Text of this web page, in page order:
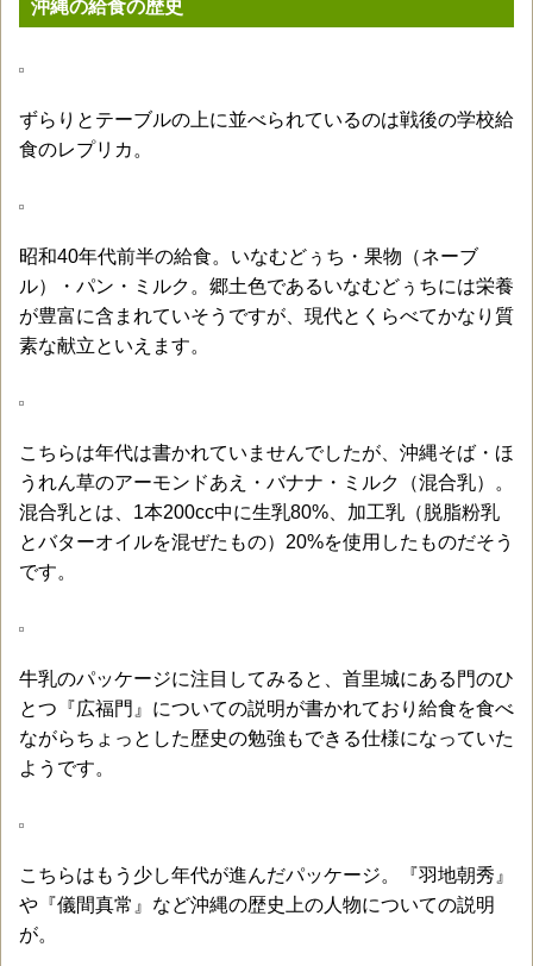
沖縄の給食の歴史
ずらりとテーブルの上に並べられているのは戦後の学校給
食のレプリカ。
昭和40年代前半の給食。いなむどぅち・果物（ネーブ
ル）・パン・ミルク。郷土色であるいなむどぅちには栄養
が豊富に含まれていそうですが、現代とくらべてかなり質
素な献立といえます。
こちらは年代は書かれていませんでしたが、沖縄そば・ほ
うれん草のアーモンドあえ・バナナ・ミルク（混合乳）。
混合乳とは、1本200cc中に生乳80%、加工乳（脱脂粉乳
とバターオイルを混ぜたもの）20%を使用したものだそう
です。
牛乳のパッケージに注目してみると、首里城にある門のひ
とつ『広福門』についての説明が書かれており給食を食べ
ながらちょっとした歴史の勉強もできる仕様になっていた
ようです。
こちらはもう少し年代が進んだパッケージ。『羽地朝秀』
や『儀間真常』など沖縄の歴史上の人物についての説明
が。